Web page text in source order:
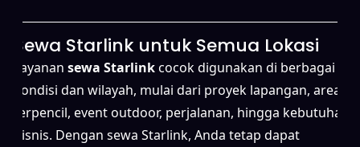
Sewa Starlink untuk Semua Lokasi
Layanansewa Starlinkcocok digunakan di berbagai
kondisi dan wilayah, mulai dari proyek lapangan, area
terpencil, event outdoor, perjalanan, hingga kebutuhan
bisnis. Dengan sewa Starlink, Anda tetap dapat